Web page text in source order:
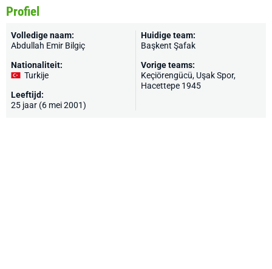
Profiel
Volledige naam:
Abdullah Emir Bilgiç
Nationaliteit:
Turkije
Leeftijd:
25 jaar (6 mei 2001)
Huidige team:
Başkent Şafak
Vorige teams:
Keçiörengücü, Uşak Spor,
Hacettepe 1945